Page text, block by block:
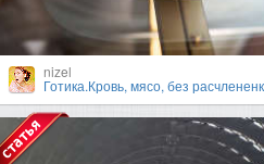
nizel
Готика.Кровь, мясо, без расчлененки)))